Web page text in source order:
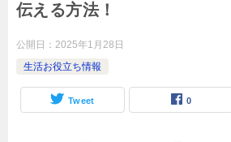
伝える方法！
公開日： 2025年1月28日
生活お役立ち情報
Tweet 0